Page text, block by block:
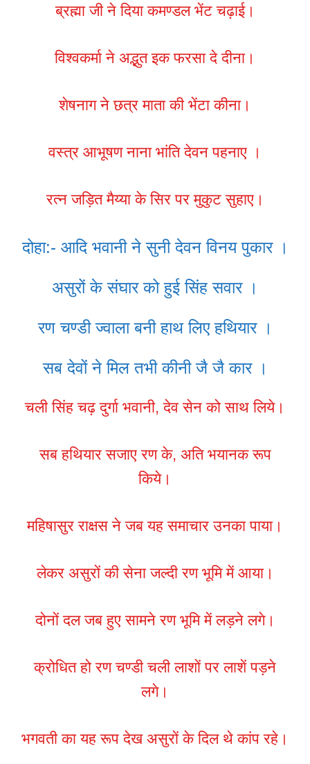
ब्रह्मा जी ने दिया कमण्डल भेंट चढ़ाई।
विश्वकर्मा ने अद्भुत इक फरसा दे दीना।
शेषनाग ने छत्र माता की भेंटा कीना।
वस्त्र आभूषण नाना भांति देवन पहनाए ।
रत्न जड़ित मैय्या के सिर पर मुकुट सुहाए।
दोहा:- आदि भवानी ने सुनी देवन विनय पुकार ।
असुरों के संघार को हुई सिंह सवार ।
रण चण्डी ज्वाला बनी हाथ लिए हथियार ।
सब देवों ने मिल तभी कीनी जै जै कार ।
चली सिंह चढ़ दुर्गा भवानी, देव सेन को साथ लिये।
सब हथियार सजाए रण के, अति भयानक रूप
किये।
महिषासुर राक्षस ने जब यह समाचार उनका पाया।
लेकर असुरों की सेना जल्दी रण भूमि में आया।
दोनों दल जब हुए सामने रण भूमि में लड़ने लगे।
क्रोधित हो रण चण्डी चली लाशों पर लाशें पड़ने
लगे।
भगवती का यह रूप देख असुरों के दिल थे कांप रहे।